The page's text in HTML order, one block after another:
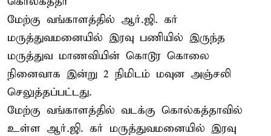
மேற்கு வங்காளத்தில் ஆர்.ஜி. கர்
மருத்துவமனையில் இரவு பணியில் இருந்த
மருத்துவ மாணவியின் கொடூர கொலை
நினைவாக இன்று 2 நிமிடம் மவுன அஞ்சலி
செலுத்தப்பட்டது.
மேற்கு வங்காளத்தில் வடக்கு கொல்கத்தாவில்
உள்ள ஆர்.ஜி. கர் மருத்துவமனையில் இரவு